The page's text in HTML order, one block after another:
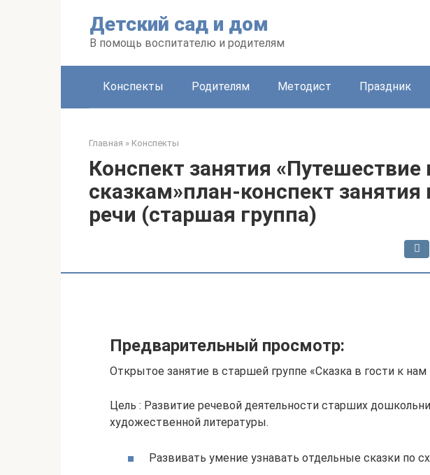
Детский сад и дом
В помощь воспитателю и родителям
Конспекты Родителям Методист Праздник
Главная » Конспекты
Конспект занятия «Путешествие
сказкам»план-конспект
речи (старшая группа)
Предварительный просмотр:
Открытое занятие в старшей группе «Сказка в гости к нам
Цель : Развитие речевой деятельности старших
художественной литературы.
Развивать умение узнавать отдельные сказки по